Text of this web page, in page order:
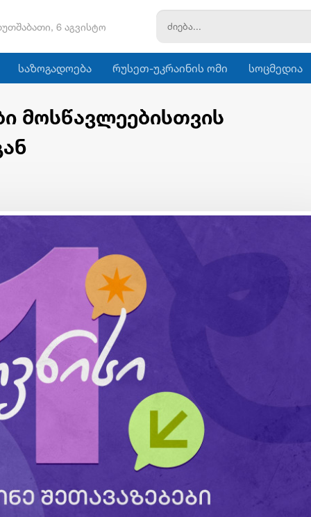
6 აგვისტო
საზოგადოება რუსეთ-უკრაინის ომი სოცმედია
მოსწავლეებისთვის
ბიზნესი & ეკონომიკა
საქართველოს ბანკის ESG
და მდგრადობის
მობილბანკში